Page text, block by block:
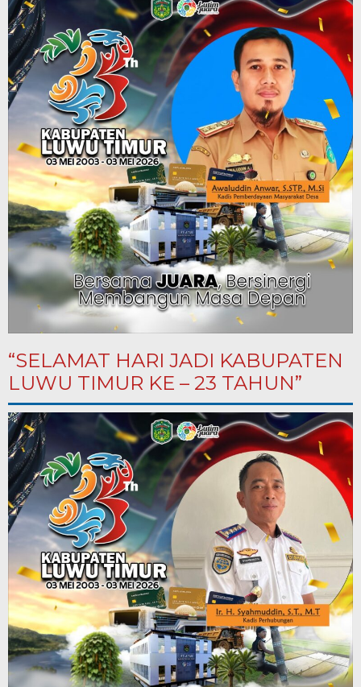
“SELAMAT HARI JADI KABUPATEN
LUWU TIMUR KE – 23 TAHUN”